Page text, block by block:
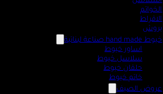
الخواتم
الاقراط
بروش
خيوط hand made صناعة لبناتية
اساور خيوط
سلاسل خيوط
حلقان خيوط
خاتم خيوط
عروض الصيف